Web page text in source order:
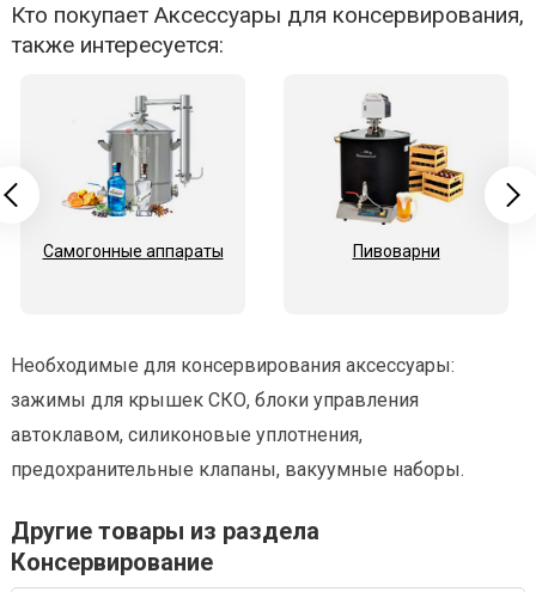
Кто покупает Аксессуары для консервирования,
также интересуется:
Самогонные аппараты Пивоварни
Необходимые для консервирования аксессуары:
зажимы для крышек СКО, блоки управления
автоклавом, силиконовые уплотнения,
предохранительные клапаны, вакуумные наборы.
Другие товары из раздела
Консервирование